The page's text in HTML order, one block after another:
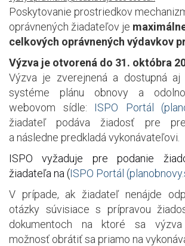
Poskytovanie prostriedkov
oprávnených žiadateľov je
celkových oprávnených výdavkov
Výzva je otvorená do 31. októbra
Výzva je zverejnená a dostupná aj
systéme plánu obnovy a
webovom sídle: ISPO Portál
žiadateľ podáva žiadosť pre
a následne predkladá vykonávateľovi.
ISPO vyžaduje pre podanie
žiadateľa na (ISPO Portál
V prípade, ak žiadateľ nenájde
otázky súvisiace s prípravou
dokumentoch na ktoré sa
možnosť obrátiť sa priamo na